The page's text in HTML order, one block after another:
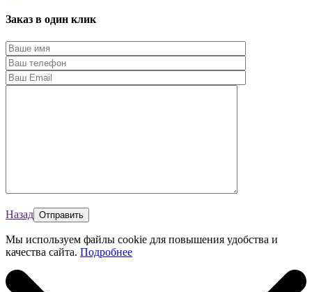
Заказ в один клик
Назад
Мы используем файлы cookie для повышения удобства и
качества сайта. Подробнее